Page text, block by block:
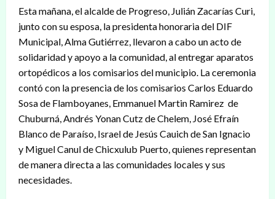
Esta mañana, el alcalde de Progreso, Julián Zacarías Curi,
junto con su esposa, la presidenta honoraria del DIF
Municipal, Alma Gutiérrez, llevaron a cabo un acto de
solidaridad y apoyo a la comunidad, al entregar aparatos
ortopédicos a los comisarios del municipio. La ceremonia
contó con la presencia de los comisarios Carlos Eduardo
Sosa de Flamboyanes, Emmanuel Martin Ramirez de
Chuburná, Andrés Yonan Cutz de Chelem, José Efraín
Blanco de Paraíso, Israel de Jesús Cauich de San Ignacio
y Miguel Canul de Chicxulub Puerto, quienes representan
de manera directa a las comunidades locales y sus
necesidades.